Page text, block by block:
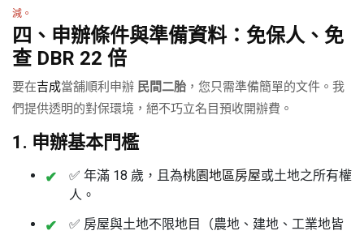
減。
四、申辦條件與準備資料：免保人、免
查 DBR 22 倍
要在吉成當舖順利申辦 民間二胎 ，您只需準備簡單的文件。我
們提供透明的對保環境，絕不巧立名目預收開辦費。
1. 申辦基本門檻
✅ 年滿 18 歲，且為桃園地區房屋或土地之所有權
人。
✅ 房屋與土地不限地目（農地、建地、工業地皆